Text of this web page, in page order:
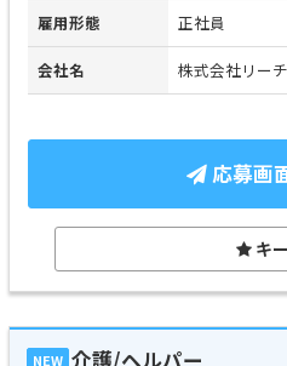
雇用形態 正社員
会社名 株式会社リー
応募画
キ
NEW 介護/ヘルパー